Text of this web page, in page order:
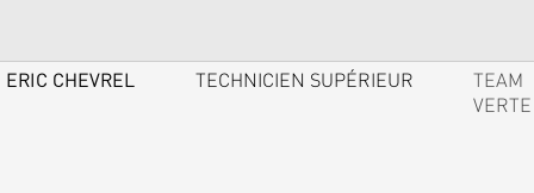
ERIC CHEVREL TECHNICIEN SUPÉRIEUR
TEAM
VERTE